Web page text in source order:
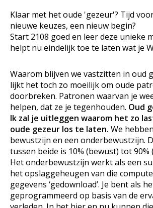
Klaar met het oude 'gezeur'? Tijd
nieuwe keuzes, een nieuw begin?
Start 2108 goed en leer deze unieke
helpt nu eindelijk toe te laten wat je
Waarom blijven we vastzitten in oud
lijkt het toch zo moeilijk om oude
doorbreken. Patronen waarvan je
helpen, dat ze je tegenhouden. Oud
Ik zal je uitleggen waarom het zo
oude gezeur los te laten. We
bewustzijn en een onderbewustzijn.
tussen beide is 10% (bewust) tot 90%
Het onderbewustzijn werkt als een
het opslaggeheugen van die
gegevens ‘gedownload’. Je bent als
geprogrammeerd op basis van de